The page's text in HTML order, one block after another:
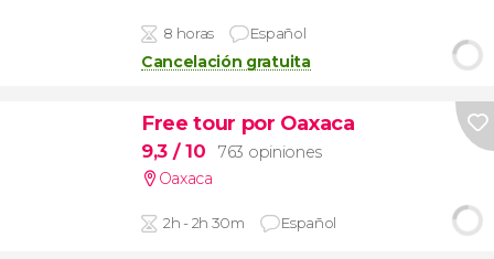
8 horas Español
Cancelación gratuita
Free tour por Oaxaca
9,3 / 10
763 opiniones
Oaxaca
2h - 2h 30m Español